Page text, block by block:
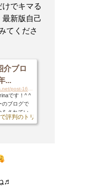
でキマる
新版自己
てくださ
介ブロ
...
です！^ ^
のブログで
をされてい
介ブログ
思いま
『ショート
ったら覗
☆私のイン
評判のトリートメントやナチ
♬